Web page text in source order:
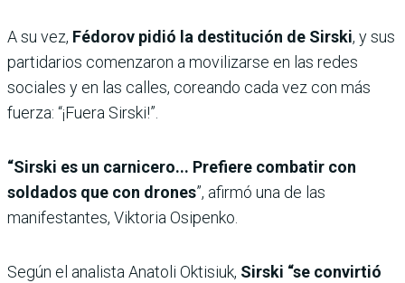
A su vez, Fédorov pidió la destitución de Sirski, y sus
partidarios comenzaron a movilizarse en las redes
sociales y en las calles, coreando cada vez con más
fuerza: “¡Fuera Sirski!”.
“Sirski es un carnicero... Prefiere combatir con
soldados que con drones”, afirmó una de las
manifestantes, Viktoria Osipenko.
Según el analista Anatoli Oktisiuk, Sirski “se convirtió